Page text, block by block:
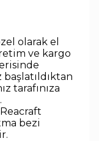
olarak el
ve kargo
tarafınıza
bezi